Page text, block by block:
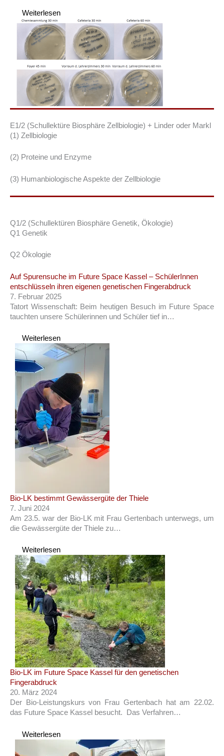
Weiterlesen
E1/2 (Schullektüre Biosphäre Zellbiologie) + Linder oder Markl
(1) Zellbiologie
(2) Proteine und Enzyme
(3) Humanbiologische Aspekte der Zellbiologie
Q1/2 (Schullektüren Biosphäre Genetik, Ökologie)
Q1 Genetik
Q2 Ökologie
Auf Spurensuche im Future Space Kassel – SchülerInnen
entschlüsseln ihren eigenen genetischen Fingerabdruck
7. Februar 2025
Tatort Wissenschaft: Beim heutigen Besuch im Future Space
tauchten unsere Schülerinnen und Schüler tief in…
Weiterlesen
Bio-LK bestimmt Gewässergüte der Thiele
7. Juni 2024
Am 23.5. war der Bio-LK mit Frau Gertenbach unterwegs, um
die Gewässergüte der Thiele zu…
Weiterlesen
Bio-LK im Future Space Kassel für den genetischen
Fingerabdruck
20. März 2024
Der Bio-Leistungskurs von Frau Gertenbach hat am 22.02.
das Future Space Kassel besucht. Das Verfahren…
Weiterlesen